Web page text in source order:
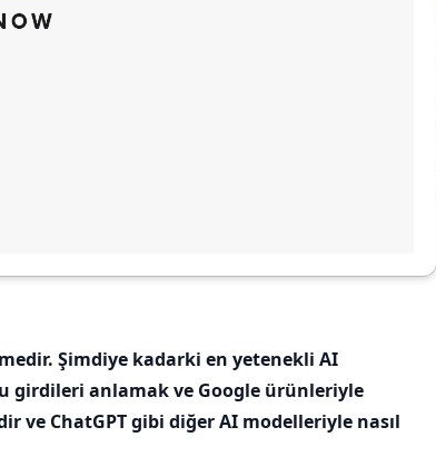
Şimdiye kadarki en yetenekli AI
girdileri anlamak ve Google ürünleriyle
ve ChatGPT gibi diğer AI modelleriyle nasıl